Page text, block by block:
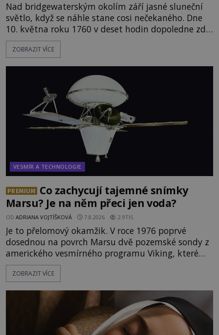
Nad bridgewaterským okolím září jasné sluneční
světlo, když se náhle stane cosi nečekaného. Dne
10. května roku 1760 v deset hodin dopoledne zde
dojde k vůbec prvnímu historicky doloženému
přeletu UFO. Podle záznamů vyzařuje takové
jen o nějaký optický klam, nebo se zde skutečně
právě vznáší mimozemská loď
ZOBRAZIT VÍCE
VESMÍR A TECHNOLOGIE
PREMIUM
Co zachycují tajemné snímky
Marsu? Je na něm přeci jen voda?
OD ADRIANA VOJTÍŠKOVÁ 7.8.2026 2.9TIS
Je to přelomový okamžik. V roce 1976 poprvé
dosednou na povrch Marsu dvě pozemské sondy z
amerického vesmírného programu Viking, které
jsou schopny pořídit fotografie záhadami
opředené rudé planety. Viking 1 zde zaznamená
zvané Cydonie totiž zachytí podivný útvar
připomínající lidskou tvář. NASA (Národní úřad
ZOBRAZIT VÍCE